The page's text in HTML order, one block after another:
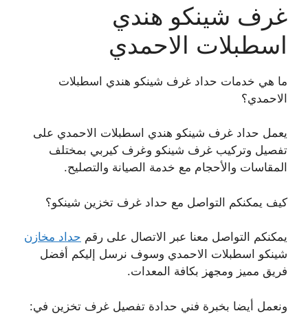
غرف شينكو هندي
اسطبلات الاحمدي
ما هي خدمات حداد غرف شينكو هندي اسطبلات
الاحمدي؟
يعمل حداد غرف شينكو هندي اسطبلات الاحمدي على
تفصيل وتركيب غرف شينكو وغرف كيربي بمختلف
المقاسات والأحجام مع خدمة الصيانة والتصليح.
كيف يمكنكم التواصل مع حداد غرف تخزين شينكو؟
يمكنكم التواصل معنا عبر الاتصال على رقم حداد مخازن
شينكو اسطبلات الاحمدي وسوف نرسل إليكم أفضل
فريق مميز ومجهز بكافة المعدات.
ونعمل أيضا بخبرة فني حدادة تفصيل غرف تخزين في: